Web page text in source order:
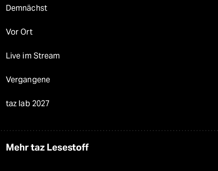
Demnächst
Vor Ort
Live im Stream
Vergangene
taz lab 2027
Mehr taz Lesestoff